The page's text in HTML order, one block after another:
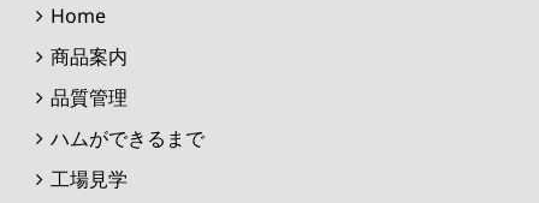
Home
商品案内
品質管理
ハムができるまで
工場見学